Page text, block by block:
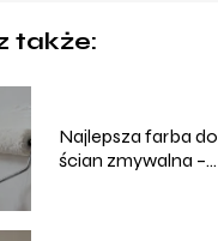
także:
Najlepsza farba do
ścian zmywalna –